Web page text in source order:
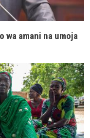
wa amani na umoja